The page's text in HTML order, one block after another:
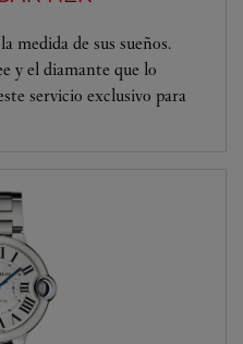
medida de sus sueños.
y el diamante que lo
servicio exclusivo para